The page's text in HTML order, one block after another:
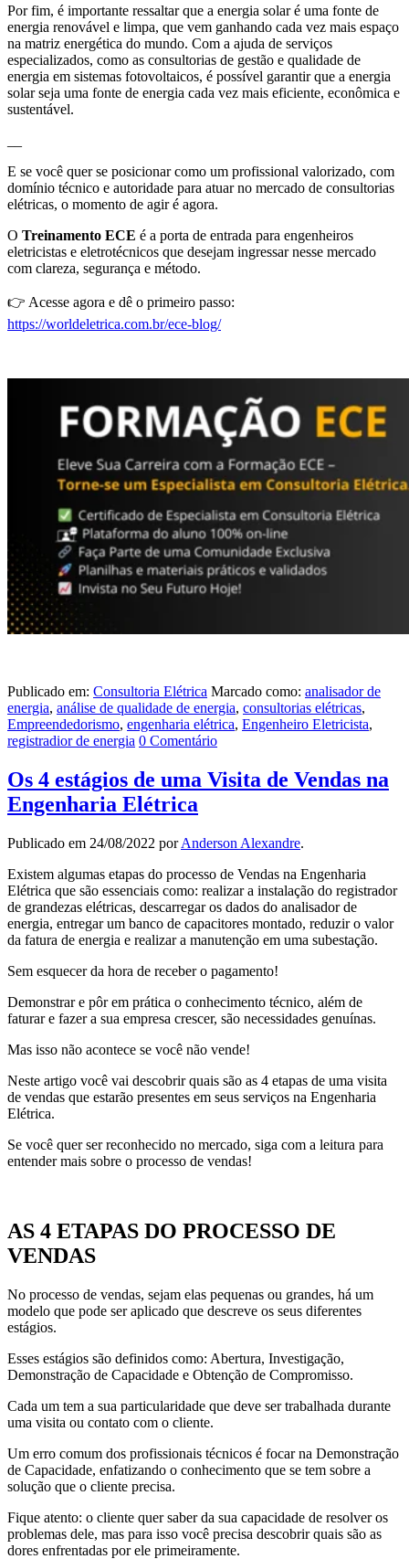
Por fim, é importante ressaltar que a energia solar é uma fonte de
energia renovável e limpa, que vem ganhando cada vez mais espaço
na matriz energética do mundo. Com a ajuda de serviços
especializados, como as consultorias de gestão e qualidade de
energia em sistemas fotovoltaicos, é possível garantir que a energia
solar seja uma fonte de energia cada vez mais eficiente, econômica e
sustentável.
E se você quer se posicionar como um profissional valorizado, com
domínio técnico e autoridade para atuar no mercado de consultorias
elétricas, o momento de agir é agora.
O Treinamento ECE é a porta de entrada para engenheiros
eletricistas e eletrotécnicos que desejam ingressar nesse mercado
com clareza, segurança e método.
👉 Acesse agora e dê o primeiro passo:
https://worldeletrica.com.br/ece-blog/
Publicado em: Consultoria Elétrica Marcado como: analisador de
energia, análise de qualidade de energia, consultorias elétricas,
Empreendedorismo, engenharia elétrica, Engenheiro Eletricista,
registradior de energia 0 Comentário
Os 4 estágios de uma Visita de Vendas na
Engenharia Elétrica
Publicado em 24/08/2022 porAnderson Alexandre.
Existem algumas etapas do processo de Vendas na Engenharia
Elétrica que são essenciais como: realizar a instalação do registrador
de grandezas elétricas, descarregar os dados do analisador de
energia, entregar um banco de capacitores montado, reduzir o valor
da fatura de energia e realizar a manutenção em uma subestação.
Sem esquecer da hora de receber o pagamento!
Demonstrar e pôr em prática o conhecimento técnico, além de
faturar e fazer a sua empresa crescer, são necessidades genuínas.
Mas isso não acontece se você não vende!
Neste artigo você vai descobrir quais são as 4 etapas de uma visita
de vendas que estarão presentes em seus serviços na Engenharia
Elétrica.
Se você quer ser reconhecido no mercado, siga com a leitura para
entender mais sobre o processo de vendas!
AS 4 ETAPAS DO PROCESSO DE
VENDAS
No processo de vendas, sejam elas pequenas ou grandes, há um
modelo que pode ser aplicado que descreve os seus diferentes
estágios.
Esses estágios são definidos como: Abertura, Investigação,
Demonstração de Capacidade e Obtenção de Compromisso.
Cada um tem a sua particularidade que deve ser trabalhada durante
uma visita ou contato com o cliente.
Um erro comum dos profissionais técnicos é focar na Demonstração
de Capacidade, enfatizando o conhecimento que se tem sobre a
solução que o cliente precisa.
Fique atento: o cliente quer saber da sua capacidade de resolver os
problemas dele, mas para isso você precisa descobrir quais são as
dores enfrentadas por ele primeiramente.